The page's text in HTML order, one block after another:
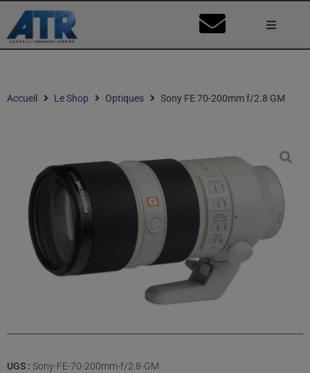
Son
Nos
Mon
Accueil Le Shop Optiques Sony FE 70-200mm f/2.8 GM
UGS : Sony-FE-70-200mm-f/2.8-GM